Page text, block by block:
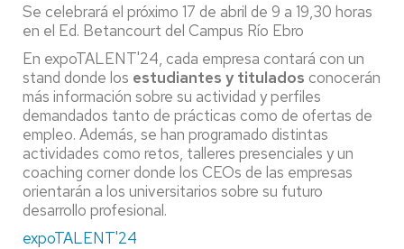
Se celebrará el próximo 17 de abril de 9 a 19,30 horas
en el Ed. Betancourt del Campus Río Ebro
En expoTALENT'24, cada empresa contará con un
stand donde los estudiantes y titulados conocerán
más información sobre su actividad y perfiles
demandados tanto de prácticas como de ofertas de
empleo. Además, se han programado distintas
actividades como retos, talleres presenciales y un
coaching corner donde los CEOs de las empresas
orientarán a los universitarios sobre su futuro
desarrollo profesional.
expoTALENT'24